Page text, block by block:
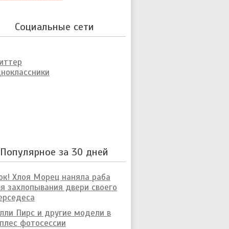
Социальные сети
Популярное за 30 дней
Хлоя Морец наняла раба
захлопывания двери своего
Пирс и другие модели в
фотосессии